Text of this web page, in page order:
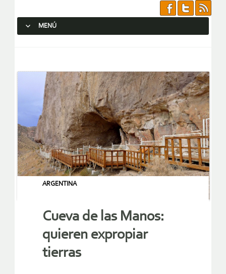
MENÚ
ARGENTINA
Cueva de las Manos:
quieren expropiar
tierras